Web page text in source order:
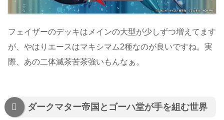
フェイザーのデッキはメインの大型が少しずつ増えてます
が、やはりエースはマキシマム2種なのが良いですね。実
際、あの二体滅茶苦茶強いもんなぁ。
ダークマター帝国とゴーハ堂が手を組む世界